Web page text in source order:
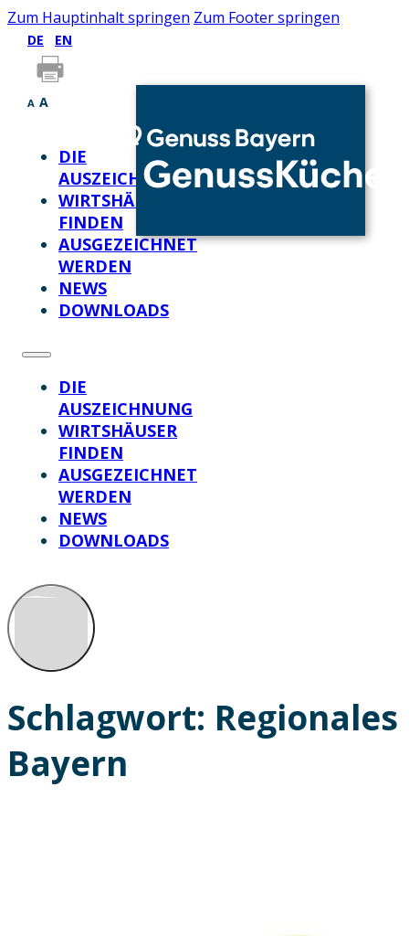
Zum Hauptinhalt springen Zum Footer springen
DE EN
A A
DIE
AUSZEICHNUNG
WIRTSHÄUSER
FINDEN
AUSGEZEICHNET
WERDEN
NEWS
DOWNLOADS
DIE
AUSZEICHNUNG
WIRTSHÄUSER
FINDEN
AUSGEZEICHNET
WERDEN
NEWS
DOWNLOADS
Schlagwort: Regionales
Bayern